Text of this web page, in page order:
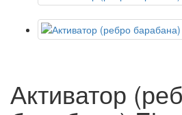
Активатор